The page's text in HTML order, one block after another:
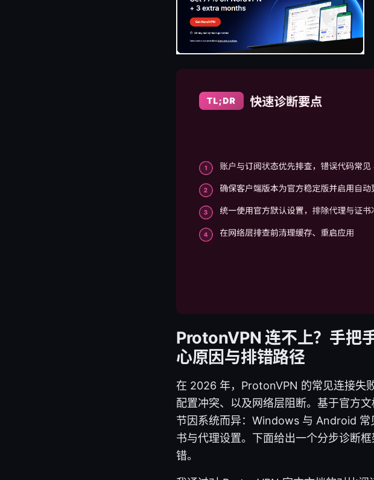
ProtonVPN 连不上？手把
心原因与排错路径
在 2026 年，ProtonVPN 的常见连接失
配置冲突、以及网络层阻断。基于官方
节因系统而异：Windows 与 Android
书与代理设置。下面给出一个分步诊断
错。